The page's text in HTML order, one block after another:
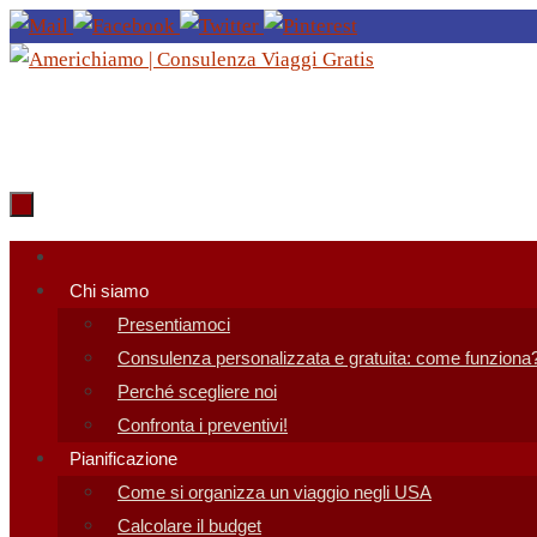
Salta
al
Salta
contenuto
Chi siamo
Presentiamoci
Consulenza personalizzata e gratuita: come
Perché scegliere noi
Confronta i preventivi!
Pianificazione
Come si organizza un viaggio negli USA
Calcolare il budget